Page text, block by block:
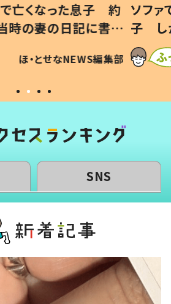
ぎりを食べる1歳息
く見ると…母「！？」
た母の投稿に「可愛
」「現行犯〜」
ほ・とせなNEWS編集部
小1か
ッド
作り
#令和
SNSで
SNS